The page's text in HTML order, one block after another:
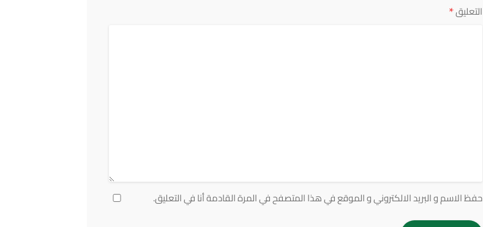
التعليق*
حفظ الاسم و البريد الالكتروني و الموقع في هذا المتصفح في المرة القادمة أنا في التعليق.